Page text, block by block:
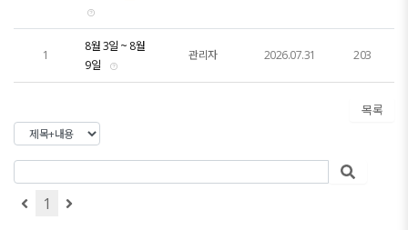
1
8월 3일 ~ 8월
9일
관리자 2026.07.31 203
목록
1